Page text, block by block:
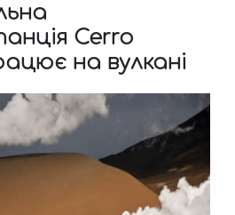
Cerro
на вулкані